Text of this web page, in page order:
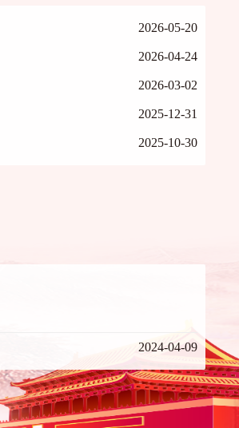
2026-05-20
2026-04-24
2026-03-02
2025-12-31
2025-10-30
2024-04-09